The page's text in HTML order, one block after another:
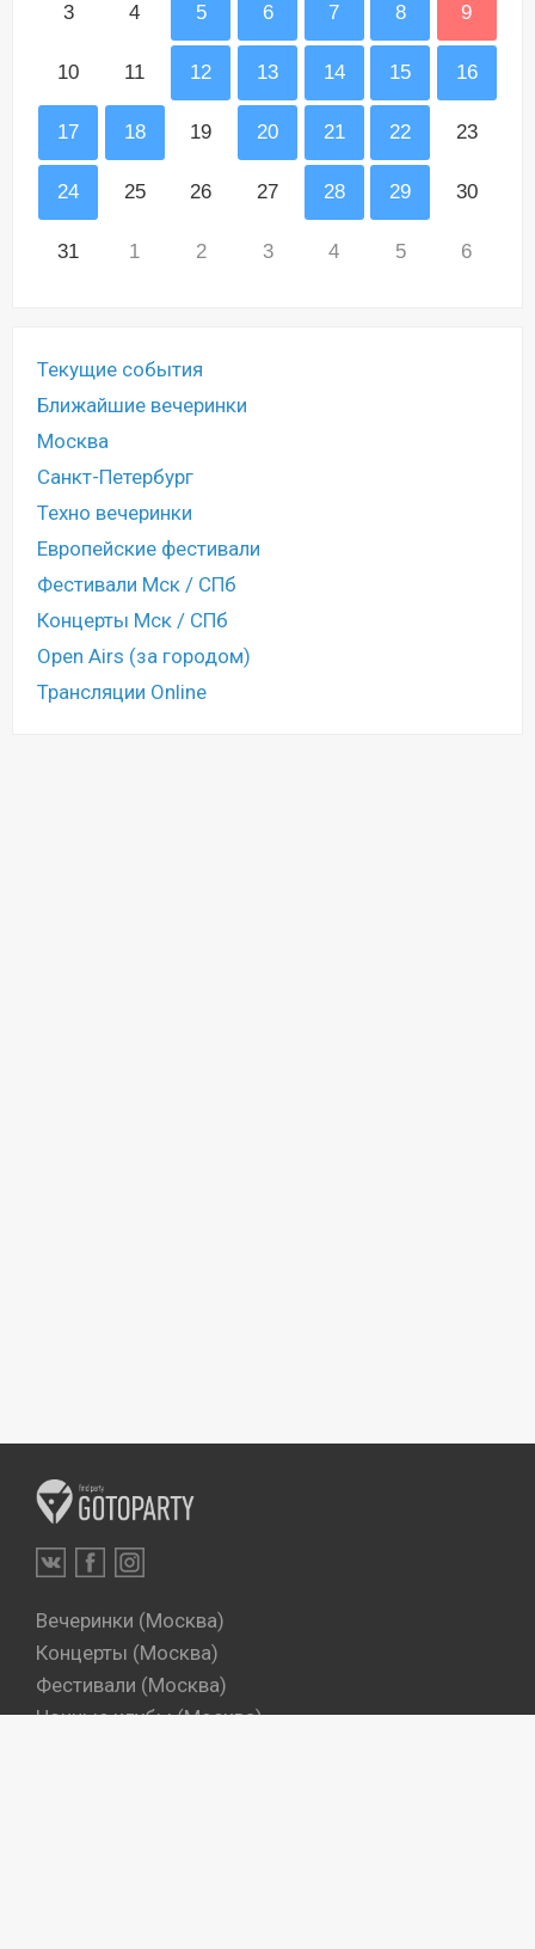
3 4 5 6 7 8 9
10 11 12 13 14 15 16
17 18 19 20 21 22 23
24 25 26 27 28 29 30
31 1 2 3 4 5 6
Текущие события
Ближайшие вечеринки
Москва
Санкт-Петербург
Техно вечеринки
Европейские фестивали
Фестивали Мск / СПб
Концерты Мск / СПб
Open Airs (за городом)
Трансляции Online
Вечеринки (Москва)
Концерты (Москва)
Фестивали (Москва)
Ночные клубы (Москва)